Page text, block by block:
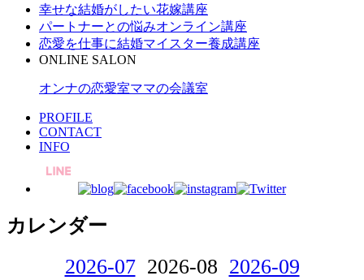
幸せな結婚がしたい花嫁講座
パートナーとの悩みオンライン講座
恋愛を仕事に結婚マイスター養成講座
ONLINE SALON
オンナの恋愛室ママの会議室
PROFILE
CONTACT
INFO
カレンダー
2026-072026-08 2026-09